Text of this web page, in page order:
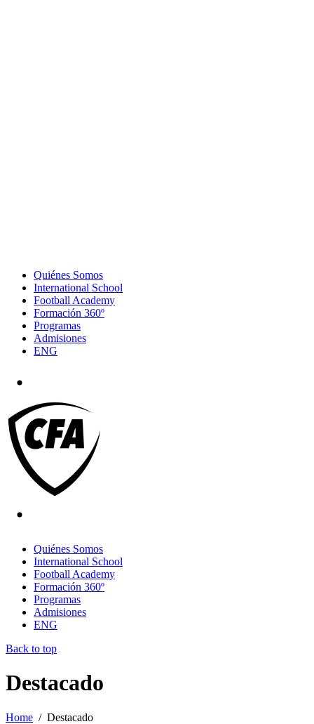
Quiénes Somos
International School
Football Academy
Formación 360º
Programas
Admisiones
ENG
Quiénes Somos
International School
Football Academy
Formación 360º
Programas
Admisiones
ENG
Back to top
Destacado
Home / Destacado